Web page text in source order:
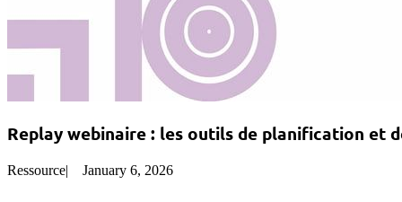
Replay webinaire : les outils de planification et
Ressource| January 6, 2026